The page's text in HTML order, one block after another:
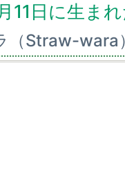
11日に生ま
（Straw-